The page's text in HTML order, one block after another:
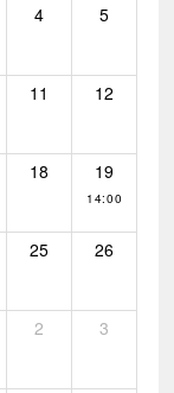
4 5
11 12
18 19
14:00
25 26
2 3